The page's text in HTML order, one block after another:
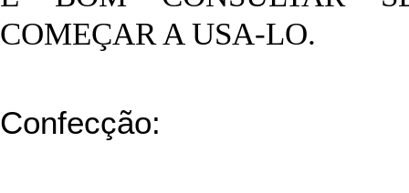
COMEÇAR A USA-LO.
Confecção: